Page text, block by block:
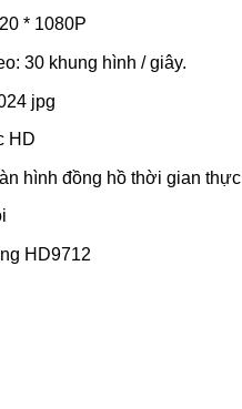
* 1080P
30 khung hình / giây.
jpg
HD
hình đồng hồ thời gian thực
HD9712